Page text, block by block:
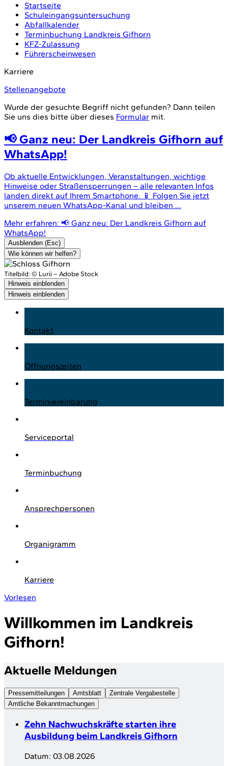
Startseite
Schuleingangsuntersuchung
Abfallkalender
Terminbuchung Landkreis Gifhorn
KFZ-Zulassung
Führerscheinwesen
Karriere
Stellenangebote
Wurde der gesuchte Begriff nicht gefunden? Dann teilen
Sie uns dies bitte über dieses Formular mit.
📢 Ganz neu: Der Landkreis Gifhorn auf
WhatsApp!
Ob aktuelle Entwicklungen, Veranstaltungen, wichtige
Hinweise oder Straßensperrungen – alle relevanten Infos
landen direkt auf Ihrem Smartphone. 📱 Folgen Sie jetzt
unserem neuen WhatsApp-Kanal und bleiben ...
Mehr erfahren: 📢 Ganz neu: Der Landkreis Gifhorn auf
WhatsApp!
Ausblenden (Esc)
Wie können wir helfen?
Titelbild:© Lurii – Adobe Stock
Hinweis einblenden
Hinweis einblenden
Kontakt
Öffnungszeiten
Terminvereinbarung
Serviceportal
Terminbuchung
Ansprechpersonen
Organigramm
Karriere
Vorlesen
Willkommen im Landkreis
Gifhorn!
Aktuelle Meldungen
Pressemitteilungen Amtsblatt
Zentrale Vergabestelle
Amtliche Bekanntmachungen
Zehn Nachwuchskräfte starten ihre
Ausbildung beim Landkreis Gifhorn
Datum: 03.08.2026